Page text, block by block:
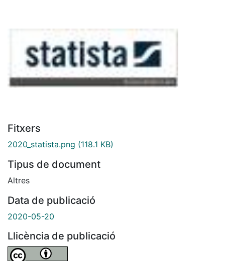
Fitxers
2020_statista.png (118.1 KB)
Tipus de document
Altres
Data de publicació
2020-05-20
Llicència de publicació